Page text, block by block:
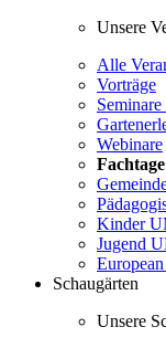
Unsere
Alle
Vorträge
Webinare
Kinder
Jugend
Schaugärten
Unsere